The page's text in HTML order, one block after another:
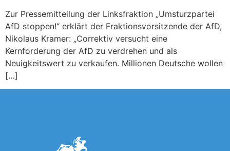
Zur Pressemitteilung der Linksfraktion „Umsturzpartei
AfD stoppen!“ erklärt der Fraktionsvorsitzende der AfD,
Nikolaus Kramer: „Correktiv versucht eine
Kernforderung der AfD zu verdrehen und als
Neuigkeitswert zu verkaufen. Millionen Deutsche wollen
[…]